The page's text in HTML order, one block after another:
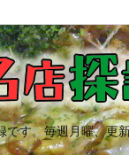
です。毎週月曜、更